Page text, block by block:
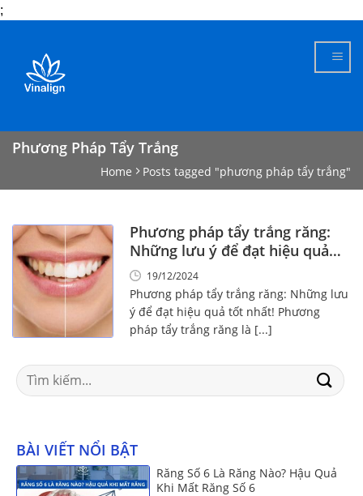
;
content
Phương Pháp Tẩy Trắng
Home Posts tagged "phương pháp tẩy trắng"
Phương pháp tẩy trắng răng:
Những lưu ý để đạt hiệu quả
tốt nhất!
19/12/2024
Phương pháp tẩy trắng răng: Những lưu
ý để đạt hiệu quả tốt nhất! Phương
pháp tẩy trắng răng là [...]
Search
for:
BÀI VIẾT NỔI BẬT
Răng Số 6 Là Răng Nào? Hậu Quả
Khi Mất Răng Số 6